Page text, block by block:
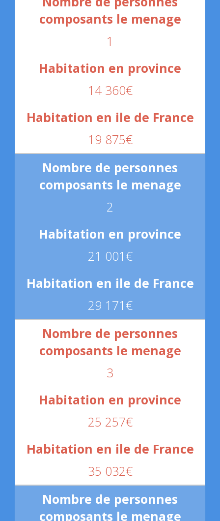
1
14 360€
19 875€
2
21 001€
29 171€
3
25 257€
35 032€